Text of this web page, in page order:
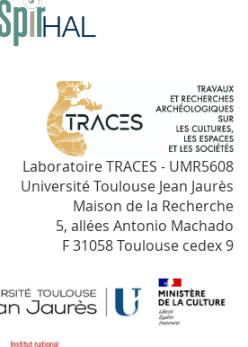
Laboratoire TRACES - UMR5608
Université Toulouse Jean Jaurès
Maison de la Recherche
5, allées Antonio Machado
F 31058 Toulouse cedex 9